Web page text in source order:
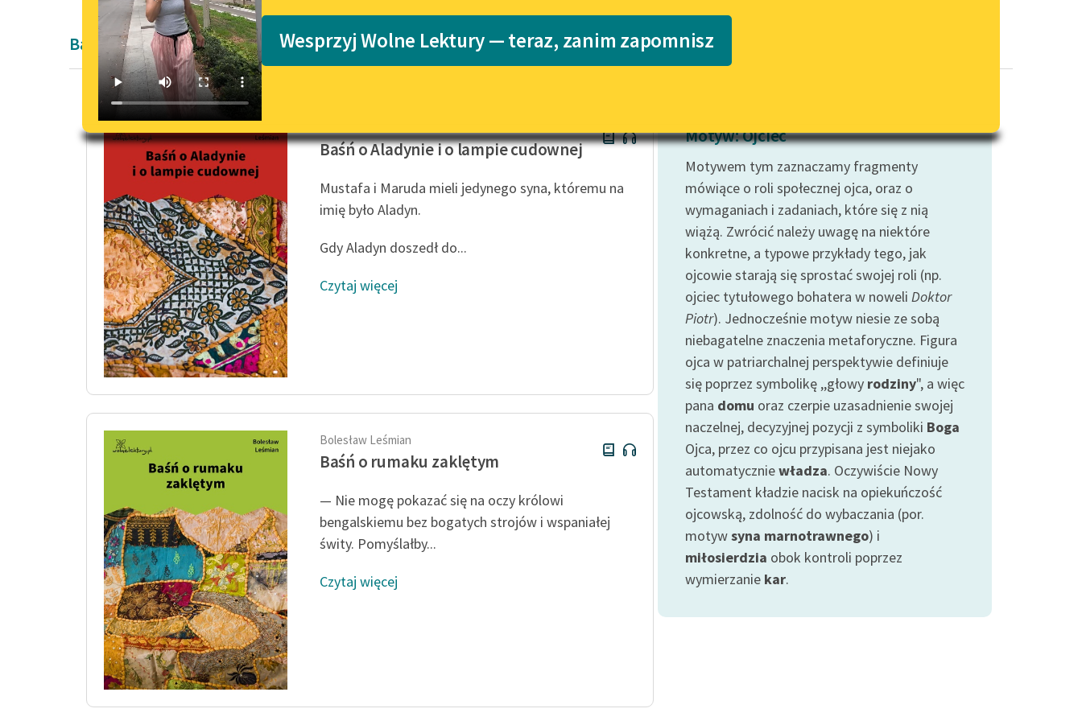
Lektury szkolne i klasyka
literatury do słuchania dla
E-kolekcja lektur szkolnych i
literatury do słuchania dla
uczennic i uczniów z
niepełnosprawnościami
Katalog
Katalog w formacie PDF
wrażliwych
Deklaracja dostępności
Wesprzyj Wolne Lektury — teraz, zanim zapomnisz
Baśń Dwudziestolecie międzywojenne Bolesława Leśmiana
Baśń o Aladynie i o lampie cudownej
Mustafa i Maruda mieli jedynego syna, któremu na
imię było Aladyn.
Gdy Aladyn doszedł do...
Czytaj więcej
Bolesław Leśmian
Baśń o rumaku zaklętym
— Nie mogę pokazać się na oczy królowi
bengalskiemu bez bogatych strojów i wspaniałej
świty. Pomyślałby...
Czytaj więcej
Motyw: Ojciec
Motywem tym zaznaczamy fragmenty
mówiące o roli społecznej ojca, oraz o
wymaganiach i zadaniach, które się z nią
wiążą. Zwrócić należy uwagę na niektóre
konkretne, a typowe przykłady tego, jak
ojcowie starają się sprostać swojej roli (np.
ojciec tytułowego bohatera w noweli Doktor
Piotr). Jednocześnie motyw niesie ze sobą
niebagatelne znaczenia metaforyczne. Figura
ojca w patriarchalnej perspektywie definiuje
się poprzez symbolikę ,,głowy rodziny", a więc
pana domu oraz czerpie uzasadnienie swojej
naczelnej, decyzyjnej pozycji z symboliki Boga
Ojca, przez co ojcu przypisana jest niejako
automatyczniewładza. Oczywiście Nowy
Testament kładzie nacisk na opiekuńczość
ojcowską, zdolność do wybaczania (por.
motywsyna marnotrawnego) i
miłosierdzia obok kontroli poprzez
wymierzanie kar.